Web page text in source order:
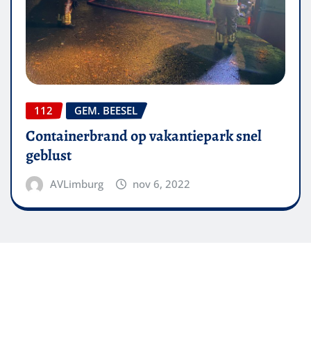
112 GEM. BEESEL
Containerbrand op vakantiepark snel
geblust
AVLimburg nov 6, 2022